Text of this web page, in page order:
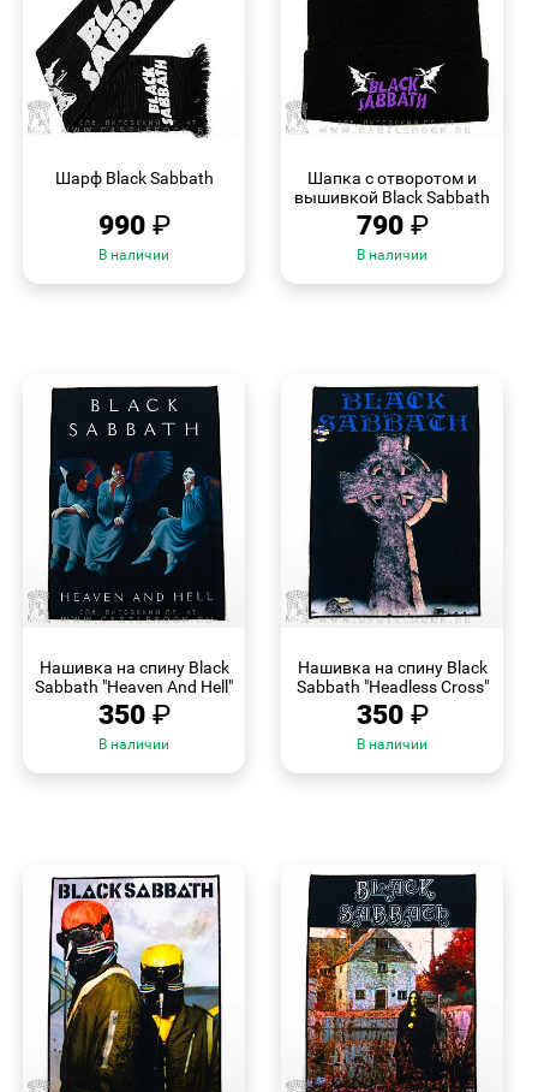
Шарф Black Sabbath
990 ₽
В наличии
Шапка с отворотом и
вышивкой Black Sabbath
790 ₽
В наличии
Нашивка на спину Black
Sabbath "Heaven And Hell"
350 ₽
В наличии
Нашивка на спину Black
Sabbath "Headless Cross"
350 ₽
В наличии